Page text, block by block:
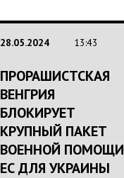
28.05.2024 13:43
ПРОРАШИСТСКАЯ
ВЕНГРИЯ
БЛОКИРУЕТ
КРУПНЫЙ ПАКЕТ
ВОЕННОЙ ПОМОЩИ
ЕС ДЛЯ УКРАИНЫ